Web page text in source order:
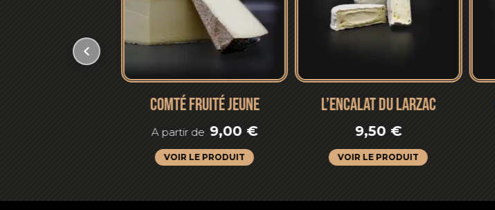
COMTÉ FRUITÉ JEUNE
A partir de 9,00 €
VOIR LE PRODUIT
L’ENCALAT DU LARZAC
9,50 €
VOIR LE PRODUIT